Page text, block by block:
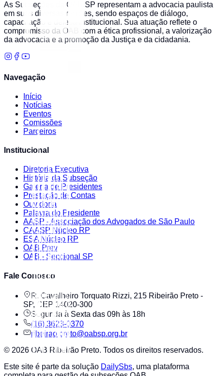
As Subseções da OAB/SP representam a advocacia paulista
em suas diversas regiões, sendo espaços de diálogo,
capacitação e defesa institucional. Sua atuação reflete o
compromisso da OAB com a ética profissional, a valorização
da advocacia e a promoção da Justiça e da cidadania.
Navegação
Início
Notícias
Eventos
Comissões
Parceiros
Institucional
Diretoria Executiva
História da Subseção
Galeria de Presidentes
Prestação de Contas
Ouvidoria
Palavra do Presidente
AASP - Associação dos Advogados de São Paulo
CAASP Núcleo RP
ESA Núcleo RP
OAB Prev
OAB - Seccional SP
Fale Conosco
R. Cavalheiro Torquato Rizzi, 215 Ribeirão Preto -
SP, CEP 14020-300
Segunda à Sexta das 09h às 18h
(16) 3623-0370
ribeirao.preto@oabsp.org.br
© 2026 OAB Ribeirão Preto. Todos os direitos reservados.
Este site é parte da solução DailySbs, uma plataforma